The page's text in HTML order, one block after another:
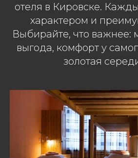
отеля в Кировске.
характером и
Выбирайте, что важнее:
выгода, комфорт у
золотая